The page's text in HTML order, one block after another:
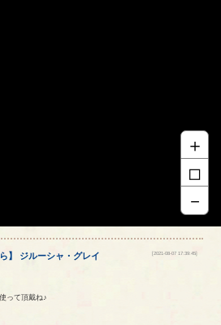
＋
□
－
】 ジルーシャ ・ グレイ
[2021-08-07 17:39:45]
って頂戴ね♪